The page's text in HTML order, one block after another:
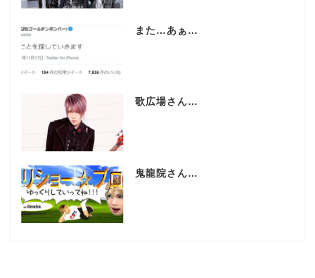
また…あぁ…
歌広場さん…
鬼龍院さん…